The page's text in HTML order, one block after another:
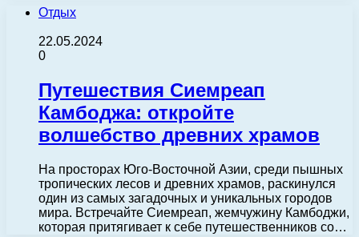
Отдых
22.05.2024
0
Путешествия Сиемреап
Камбоджа: откройте
волшебство древних храмов
На просторах Юго-Восточной Азии, среди пышных
тропических лесов и древних храмов, раскинулся
один из самых загадочных и уникальных городов
мира. Встречайте Сиемреап, жемчужину Камбоджи,
которая притягивает к себе путешественников со…